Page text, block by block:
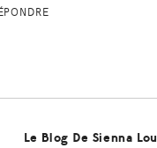
Le Blog De Sienna Lou